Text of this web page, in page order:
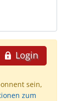
Login
sein,
zum